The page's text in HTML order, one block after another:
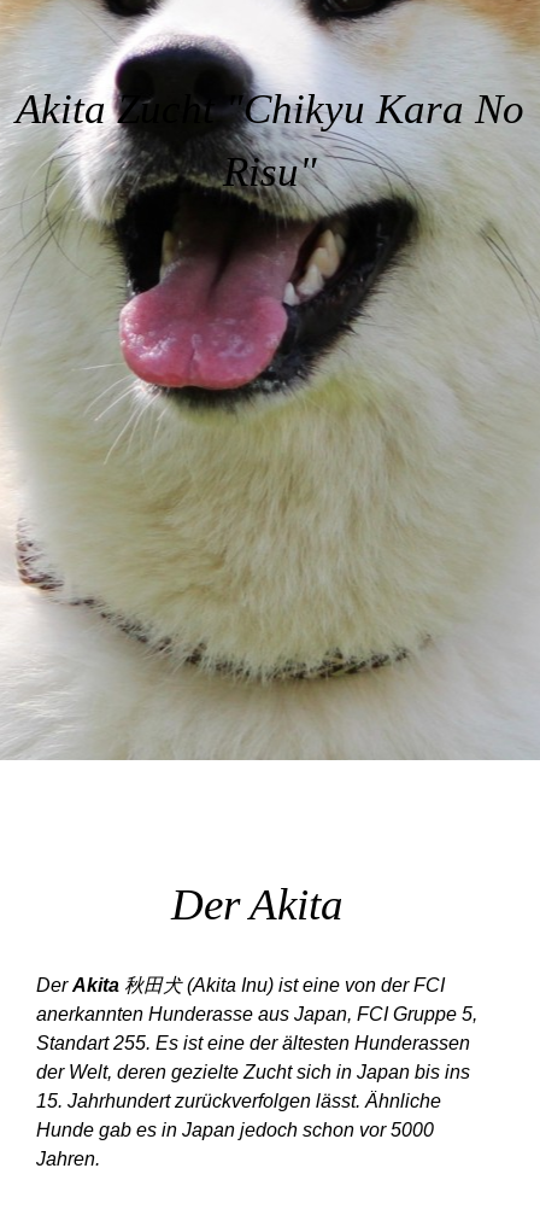
Akita Zucht"Chikyu Kara No
Risu"
Der Akita
DerAkita 秋田犬 (Akita Inu) ist eine von der FCI
anerkannten Hunderasse aus Japan, FCI Gruppe 5,
Standart 255. Es ist eine der ältesten Hunderassen
der Welt, deren gezielte Zucht sich in Japan bis ins
15. Jahrhundert zurückverfolgen lässt. Ähnliche
Hunde gab es in Japan jedoch schon vor 5000
Jahren.